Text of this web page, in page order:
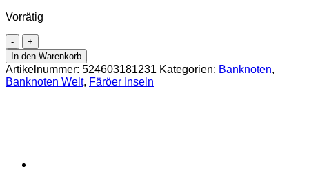
Vorrätig
Fareor
Inseln
-
50
Kronur
Menge
In den Warenkorb
Artikelnummer: 524603181231 Kategorien: Banknoten,
Banknoten Welt, Färöer Inseln